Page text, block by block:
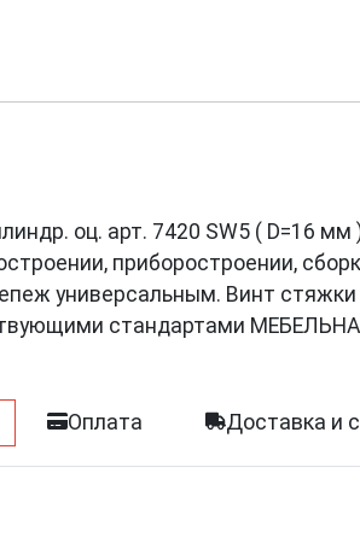
оц. арт. 7420 SW5 ( D=16
приборостроении,
универсальным. Винт
стандартами
Оплата Доставка и